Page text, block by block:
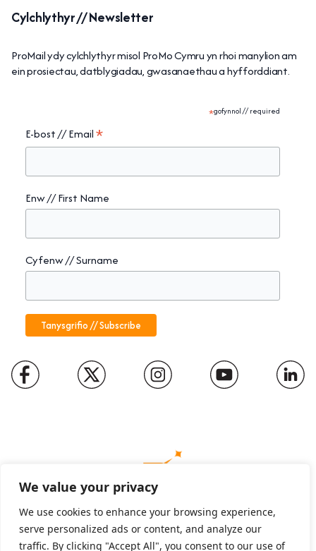
We value your privacy
We use cookies to enhance your browsing experience,
serve personalized ads or content, and analyze our
traffic. By clicking "Accept All", you consent to our use of
Cylchlythyr // Newsletter
ProMail ydy cylchlythyr misol ProMo Cymru yn rhoi manylion am
ein prosiectau, datblygiadau, gwasanaethau a hyfforddiant.
*gofynnol // required
E-bost // Email*
Enw // First Name
Cyfenw // Surname
Charity number: 1094652